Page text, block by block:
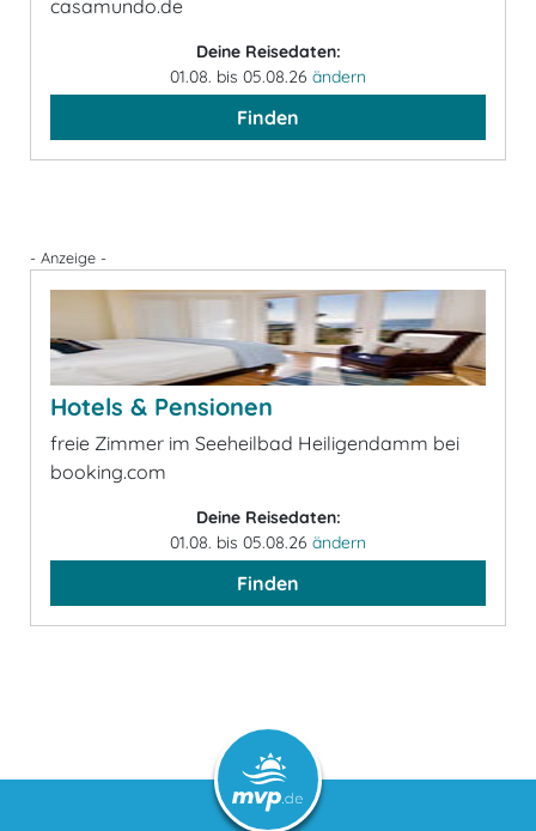
casamundo.de
Deine Reisedaten:
01.08. bis 05.08.26 ändern
Finden
- Anzeige -
Hotels & Pensionen
freie Zimmer im Seeheilbad Heiligendamm bei
booking.com
Deine Reisedaten:
01.08. bis 05.08.26 ändern
Finden